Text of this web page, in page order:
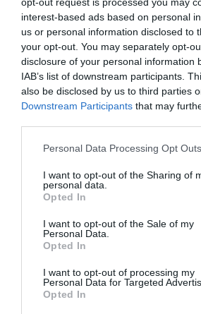
interest-based ads based on personal
us or personal information disclosed to
your opt-out. You may separately opt-
disclosure of your personal information
IAB’s list of downstream participants.
also be disclosed by us to third parties
Downstream Participants that may
Personal Data Processing Opt Outs
I want to opt-out of the Sharing of
personal data.
Opted In
I want to opt-out of the Sale of my
Personal Data.
Opted In
I want to opt-out of processing my
Personal Data for Targeted
Opted In
Índex2P
Valencia CF
TM Grupo Inmobiliario
Añadir2Playbookcomo fuente
de forma gratuita
Mantente informado con las últimas
Compartir